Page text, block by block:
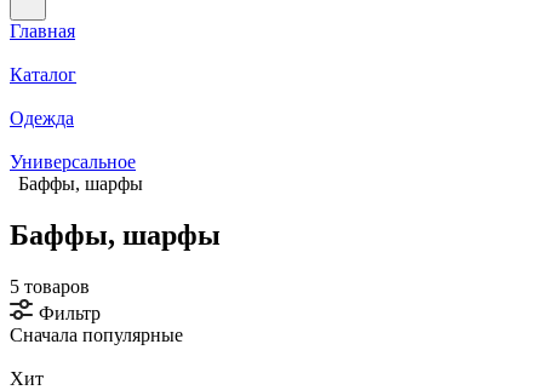
Главная
Каталог
Одежда
Универсальное
Баффы, шарфы
Баффы, шарфы
5 товаров
Фильтр
Сначала популярные
Хит